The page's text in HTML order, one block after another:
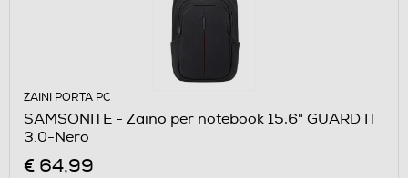
ZAINI PORTA PC
SAMSONITE - Zaino per notebook 15,6" GUARD IT
3.0-Nero
€ 64,99